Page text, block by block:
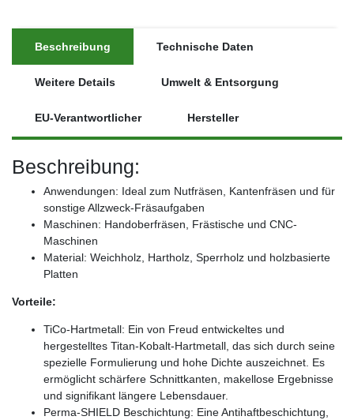
Beschreibung Technische Daten
Weitere Details Umwelt & Entsorgung
EU-Verantwortlicher Hersteller
Beschreibung:
Anwendungen: Ideal zum Nutfräsen, Kantenfräsen und für
sonstige Allzweck-Fräsaufgaben
Maschinen: Handoberfräsen, Frästische und CNC-
Maschinen
Material: Weichholz, Hartholz, Sperrholz und holzbasierte
Platten
Vorteile:
TiCo-Hartmetall: Ein von Freud entwickeltes und
hergestelltes Titan-Kobalt-Hartmetall, das sich durch seine
spezielle Formulierung und hohe Dichte auszeichnet. Es
ermöglicht schärfere Schnittkanten, makellose Ergebnisse
und signifikant längere Lebensdauer.
Perma-SHIELD Beschichtung: Eine Antihaftbeschichtung,